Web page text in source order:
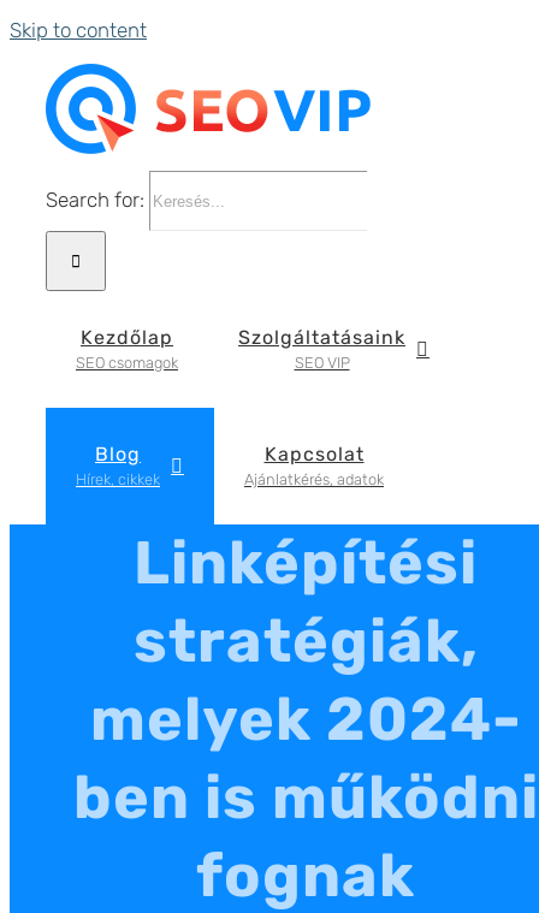
Skip to content
Search for:
Kezdőlap
SEO csomagok
Szolgáltatásaink
SEO VIP
Blog
Hírek, cikkek
Kapcsolat
Ajánlatkérés, adatok
Linképítési
stratégiák,
melyek 2024-
ben is működni
fognak